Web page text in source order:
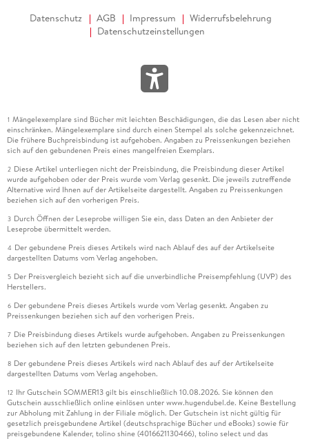
Datenschutz AGB Impressum
Widerrufsbelehrung
Datenschutzeinstellungen
1 Mängelexemplare sind Bücher mit leichten Beschädigungen, die das Lesen aber nicht
einschränken. Mängelexemplare sind durch einen Stempel als solche gekennzeichnet.
Die frühere Buchpreisbindung ist aufgehoben. Angaben zu Preissenkungen beziehen
sich auf den gebundenen Preis eines mangelfreien Exemplars.
2 Diese Artikel unterliegen nicht der Preisbindung, die Preisbindung dieser Artikel
wurde aufgehoben oder der Preis wurde vom Verlag gesenkt. Die jeweils zutreffende
Alternative wird Ihnen auf der Artikelseite dargestellt. Angaben zu Preissenkungen
beziehen sich auf den vorherigen Preis.
3 Durch Öffnen der Leseprobe willigen Sie ein, dass Daten an den Anbieter der
Leseprobe übermittelt werden.
4 Der gebundene Preis dieses Artikels wird nach Ablauf des auf der Artikelseite
dargestellten Datums vom Verlag angehoben.
5 Der Preisvergleich bezieht sich auf die unverbindliche Preisempfehlung (UVP) des
Herstellers.
6 Der gebundene Preis dieses Artikels wurde vom Verlag gesenkt. Angaben zu
Preissenkungen beziehen sich auf den vorherigen Preis.
7 Die Preisbindung dieses Artikels wurde aufgehoben. Angaben zu Preissenkungen
beziehen sich auf den letzten gebundenen Preis.
8 Der gebundene Preis dieses Artikels wird nach Ablauf des auf der Artikelseite
dargestellten Datums vom Verlag angehoben.
12 Ihr Gutschein SOMMER13 gilt bis einschließlich 10.08.2026. Sie können den
Gutschein ausschließlich online einlösen unter www.hugendubel.de. Keine Bestellung
zur Abholung mit Zahlung in der Filiale möglich. Der Gutschein ist nicht gültig für
gesetzlich preisgebundene Artikel (deutschsprachige Bücher und eBooks) sowie für
preisgebundene Kalender, tolino shine (4016621130466), tolino select und das